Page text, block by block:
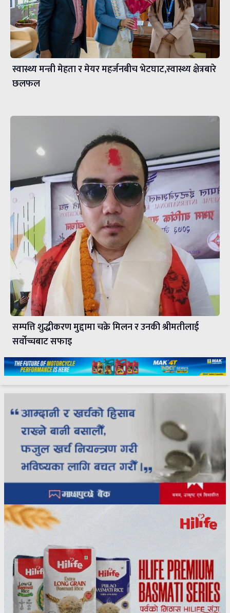
स्वास्थ्य मन्त्री मेहता र मेयर महर्जनबीच भेटघाट,स्वास्थ्य क्षेत्रबारे
छलफल
सम्पत्ति शुद्धीकरण मुद्दामा चक्रे मिलन र उनकी श्रीमतीलाई
सर्वोच्चबाट सफाइ